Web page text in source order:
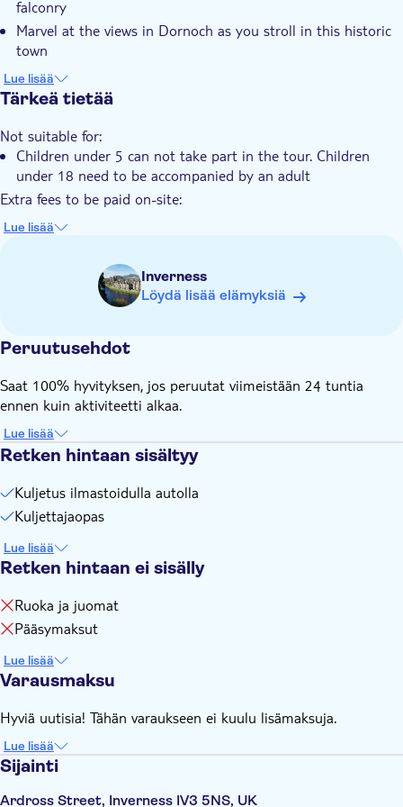
E-lippu
Esteetön pääsy
Pet friendly
falconry
Marvel at the views in Dornoch as you stroll in this historic
town
Visit Scotland's third tallest lighthouse - Tarbat Ness
Lighthouse
history
Lue lisää
Tärkeä tietää
Not suitable for:
Children under 5 can not take part in the tour. Children
under 18 need to be accompanied by an adult
Extra fees to be paid on-site:
Entrance to Dunrobin Castle £14.50 for adults / £12.50 for
seniors and students / £9.00 for children
The minivan can accommodate a maximum of 16 travelers
You're restricted to 20kg (44lbs) of luggage per person. This
bag (approximately 55cm x 45cm x 25cm / 22in x 17in x
Service animals are allowed on this tour with advance
notification
Please note the trip is subject to favorable weather
conditions
Waterproof clothing and walking shoes
Lue lisää
Inverness
Löydä lisää elämyksiä
Peruutusehdot
Saat 100% hyvityksen, jos peruutat viimeistään 24 tuntia
ennen kuin aktiviteetti alkaa.
Lue lisää
Retken hintaan sisältyy
Kuljetus ilmastoidulla autolla
Kuljettajaopas
Lue lisää
Retken hintaan ei sisälly
Ruoka ja juomat
Pääsymaksut
Lue lisää
Varausmaksu
Hyviä uutisia! Tähän varaukseen ei kuulu lisämaksuja.
Lue lisää
Sijainti
Ardross Street, Inverness IV3 5NS, UK